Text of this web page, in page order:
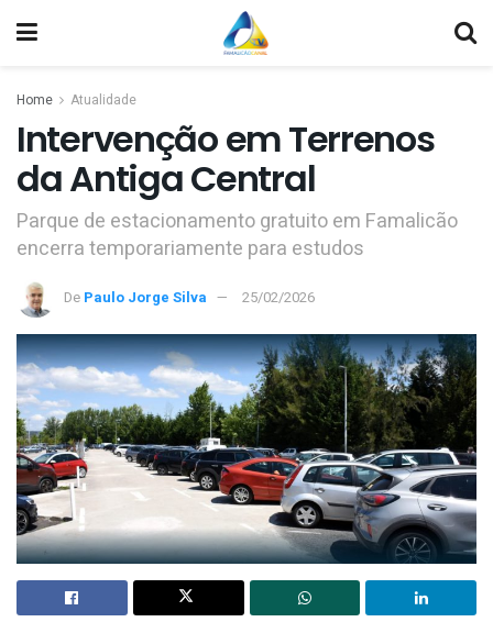
Home Atualidade
Intervenção em Terrenos
da Antiga Central
Parque de estacionamento gratuito em Famalicão
encerra temporariamente para estudos
De Paulo Jorge Silva 25/02/2026